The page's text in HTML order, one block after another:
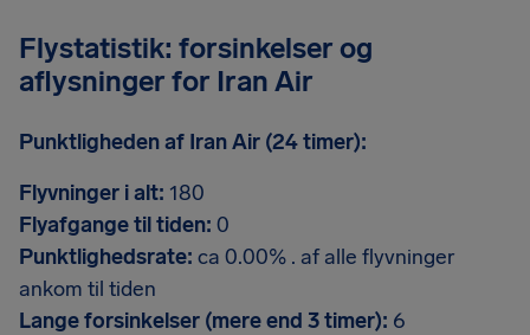
Flystatistik: forsinkelser og
aflysninger for Iran Air
Punktligheden af Iran Air (24 timer):
Flyvninger i alt: 180
Flyafgange til tiden: 0
Punktlighedsrate: ca 0.00% . af alle flyvninger
ankom til tiden
Lange forsinkelser (mere end 3 timer): 6